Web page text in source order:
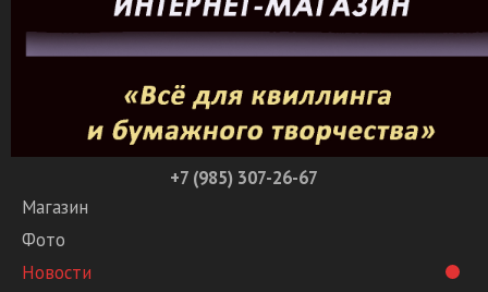
+7 (985) 307-26-67
Магазин
Фото
Новости